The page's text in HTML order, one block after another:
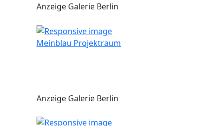
Anzeige Galerie Berlin
Meinblau Projektraum
Anzeige Galerie Berlin